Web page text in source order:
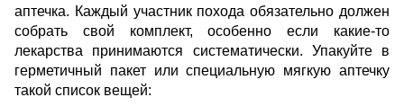
аптечка. Каждый участник похода обязательно должен
собрать свой комплект, особенно если какие-то
лекарства принимаются систематически. Упакуйте в
герметичный пакет или специальную мягкую аптечку
такой список вещей: